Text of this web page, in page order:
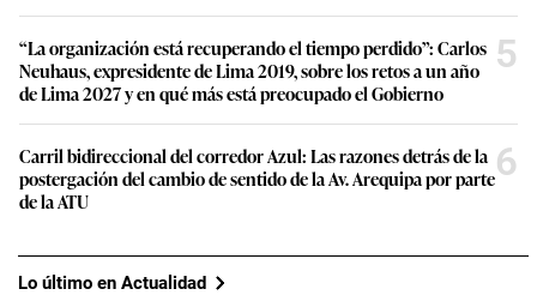
“La organización está recuperando el tiempo perdido”: Carlos
Neuhaus, expresidente de Lima 2019, sobre los retos a un año
de Lima 2027 y en qué más está preocupado el Gobierno
5
Carril bidireccional del corredor Azul: Las razones detrás de la
postergación del cambio de sentido de la Av. Arequipa por parte
de la ATU
6
Lo último en Actualidad